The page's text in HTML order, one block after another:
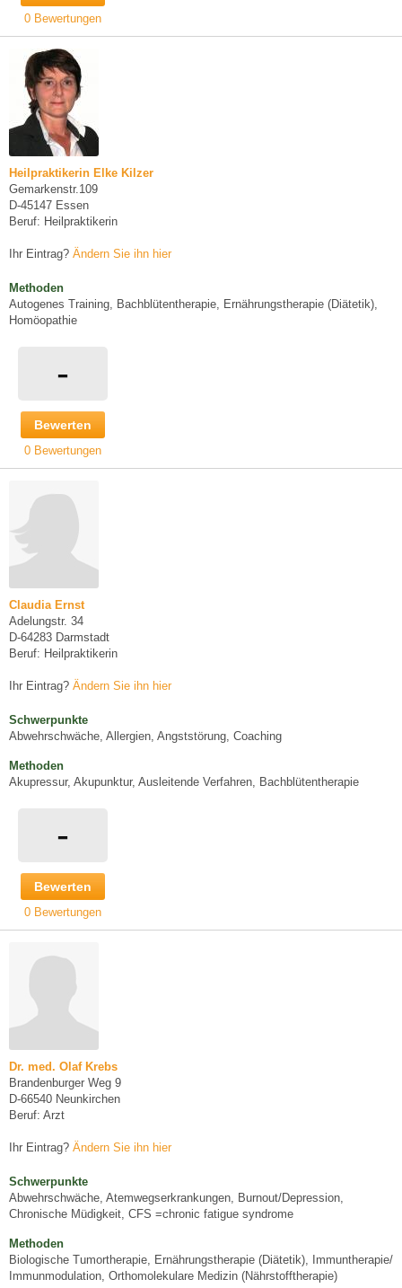
0 Bewertungen
Heilpraktikerin Elke Kilzer
Gemarkenstr.109
D-45147 Essen
Beruf: Heilpraktikerin
Ihr Eintrag? Ändern Sie ihn hier
Methoden
Autogenes Training, Bachblütentherapie, Ernährungstherapie (Diätetik),
Homöopathie
-
Bewerten
0 Bewertungen
Claudia Ernst
Adelungstr. 34
D-64283 Darmstadt
Beruf: Heilpraktikerin
Ihr Eintrag? Ändern Sie ihn hier
Schwerpunkte
Abwehrschwäche, Allergien, Angststörung, Coaching
Methoden
Akupressur, Akupunktur, Ausleitende Verfahren, Bachblütentherapie
-
Bewerten
0 Bewertungen
Dr. med. Olaf Krebs
Brandenburger Weg 9
D-66540 Neunkirchen
Beruf: Arzt
Ihr Eintrag? Ändern Sie ihn hier
Schwerpunkte
Abwehrschwäche, Atemwegserkrankungen, Burnout/Depression,
Chronische Müdigkeit, CFS =chronic fatigue syndrome
Methoden
Biologische Tumortherapie, Ernährungstherapie (Diätetik), Immuntherapie/
Immunmodulation, Orthomolekulare Medizin (Nährstofftherapie)